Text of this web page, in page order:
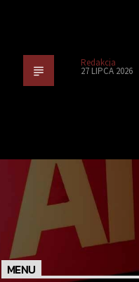
Redakcja
27 LIPCA 2026
MENU